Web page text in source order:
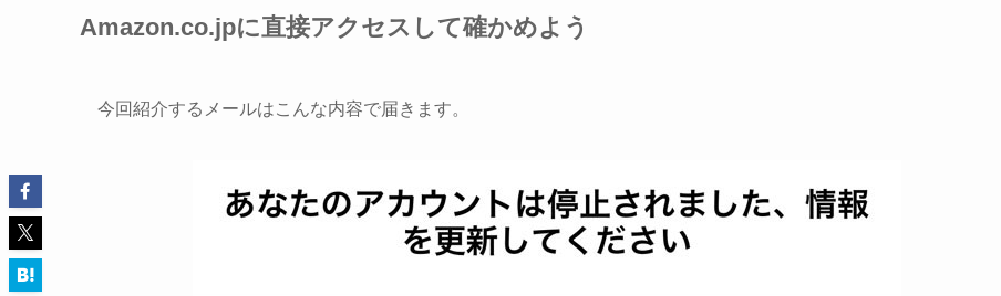
Amazon.co.jpに直接アクセスして確かめよう
今回紹介するメールはこんな内容で届きます。